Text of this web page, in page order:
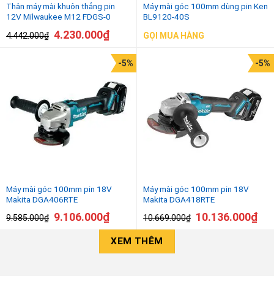
Thân máy mài khuôn thẳng pin
12V Milwaukee M12 FDGS-0
4.442.000₫ 4.230.000₫
Máy mài góc 100mm dùng pin Ken
BL9120-40S
GỌI MUA HÀNG
Máy mài góc 100mm pin 18V
Makita DGA406RTE
9.585.000₫
-5%
9.106.000₫
Máy mài góc 100mm pin 18V
Makita DGA418RTE
10.669.000₫
-5%
10.136.000₫
XEM THÊM